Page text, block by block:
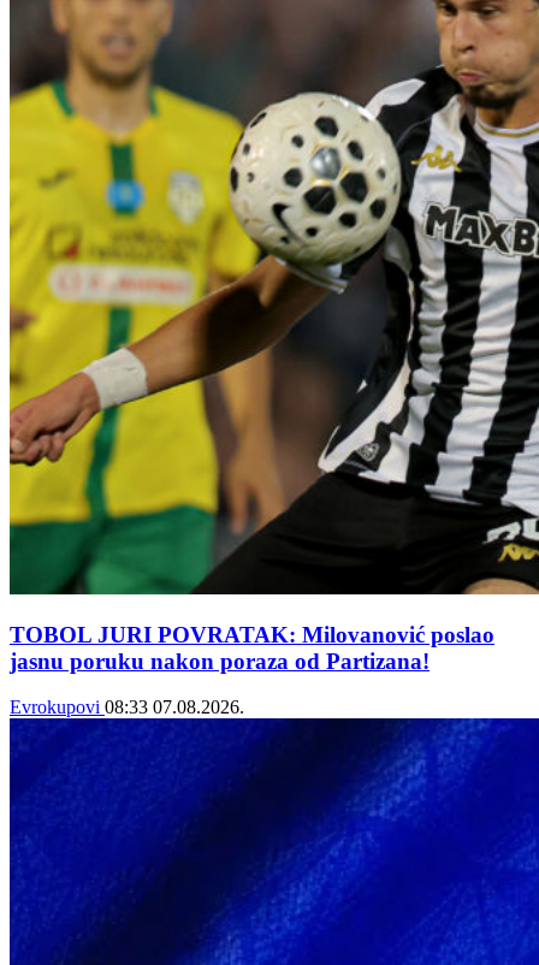
TOBOL JURI POVRATAK: Milovanović poslao
jasnu poruku nakon poraza od Partizana!
Evrokupovi 08:33 07.08.2026.